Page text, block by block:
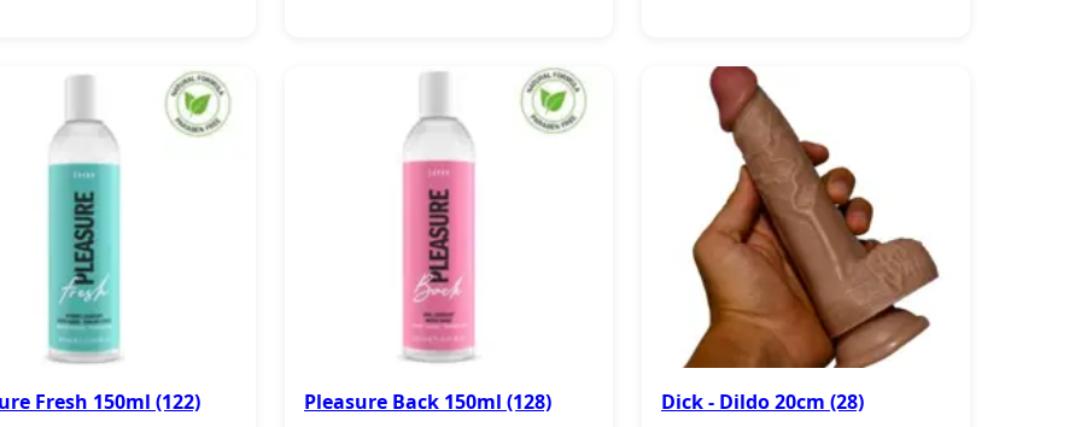
Fresh 150ml (122) Pleasure Back 150ml (128) Dick - Dildo 20cm (28)